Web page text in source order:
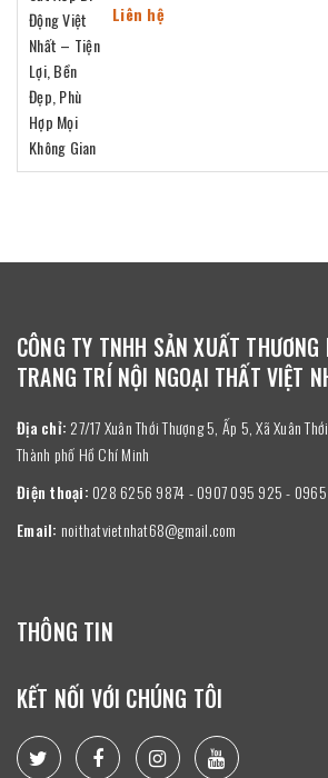
Liên hệ
CÔNG TY TNHH SẢN XUẤT THƯƠNG
TRANG TRÍ NỘI NGOẠI THẤT VIỆT
Địa chỉ: 27/17 Xuân Thới Thượng 5, Ấp 5, Xã Xuân
Thành phố Hồ Chí Minh
Điện thoại: 028 6256 9874 - 0907 095 925 - 0965
Email: noithatvietnhat68@gmail.com
THÔNG TIN
KẾT NỐI VỚI CHÚNG TÔI